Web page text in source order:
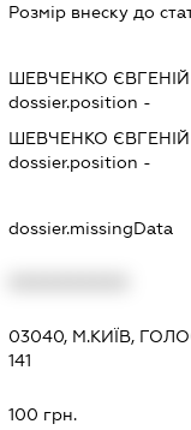
Розмір внеску до
ШЕВЧЕНКО
dossier.position -
ШЕВЧЕНКО
dossier.position -
dossier.missingData
03040, М.КИЇВ,
141
100 грн.